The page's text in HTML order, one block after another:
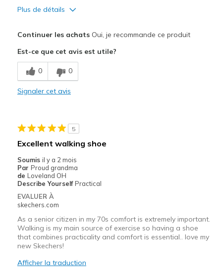
Plus de détails
Comfortable
Les meilleures utilisations
Casual Wear
Feels true to size
View On Shoes
Continuer les achatsOui, je recommande ce produit
Est-ce que cet avis est utile?
0 0
Signaler cet avis
5
Excellent walking shoe
Soumis il y a 2 mois
Par Proud grandma
de Loveland OH
Describe Yourself Practical
EVALUER À
skechers.com
As a senior citizen in my 70s comfort is extremely important.
Walking is my main source of exercise so having a shoe
that combines practicality and comfort is essential.. love my
new Skechers!
Afficher la traduction